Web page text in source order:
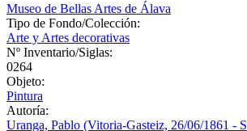
Museo de Bellas Artes de Álava
Tipo de Fondo/Colección:
Arte y Artes decorativas
Nº Inventario/Siglas:
0264
Objeto:
Pintura
Autoría:
Uranga, Pablo (Vitoria-Gasteiz, 26/06/1861 -